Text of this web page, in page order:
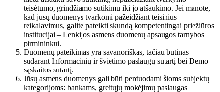
teisėtumo, grindžiamo sutikimu iki jo atšaukimo. Jei manote,
kad jūsų duomenys tvarkomi pažeidžiant teisinius
reikalavimus, galite pateikti skundą kompetentingai priežiūros
institucijai – Lenkijos asmens duomenų apsaugos tarnybos
pirmininkui.
Duomenų pateikimas yra savanoriškas, tačiau būtinas
sudarant Informacinių ir švietimo paslaugų sutartį bei Demo
sąskaitos sutartį.
Jūsų asmens duomenys gali būti perduodami šioms subjektų
kategorijoms: bankams, greitųjų mokėjimų paslaugas